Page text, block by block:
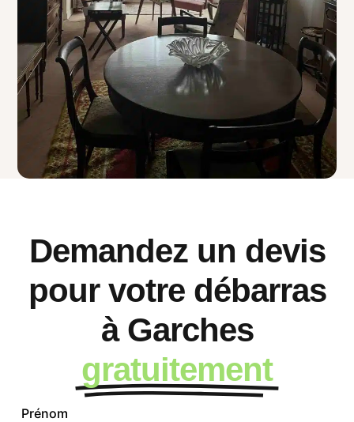
Demandez un devis
pour votre débarras
à Garches
gratuitement
Prénom